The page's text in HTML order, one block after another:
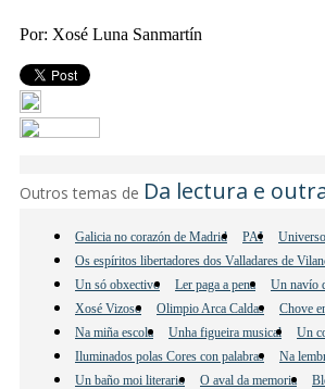
Por: Xosé Luna Sanmartín
Outros temas de Da lectura e
Galicia no corazón de Madrid
PAI
Os espíritos libertadores dos Valladares de
Un só obxectivo
Ler paga a pena Un navío
Xosé Vizoso
Olimpio Arca Caldas Chove
Na miña escola
Unha figueira musical Un
Iluminados polas Cores con palabras
Na
Un baño moi literario
O aval da memoria